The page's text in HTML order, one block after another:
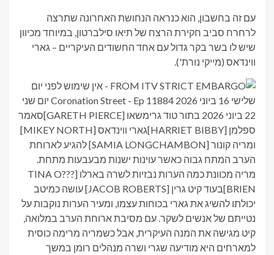
עם זה בחשבון, הוא כנראה הנחושת האחרונה שתרצה
לרחרח סביב חקירת הרצח של תיאו סילברטון, במיוחד מכיוון
שיש לו בשר בקר גדול עם אחד החשודים העיקריים – גארי
ווינדאס (מייקי נורת').